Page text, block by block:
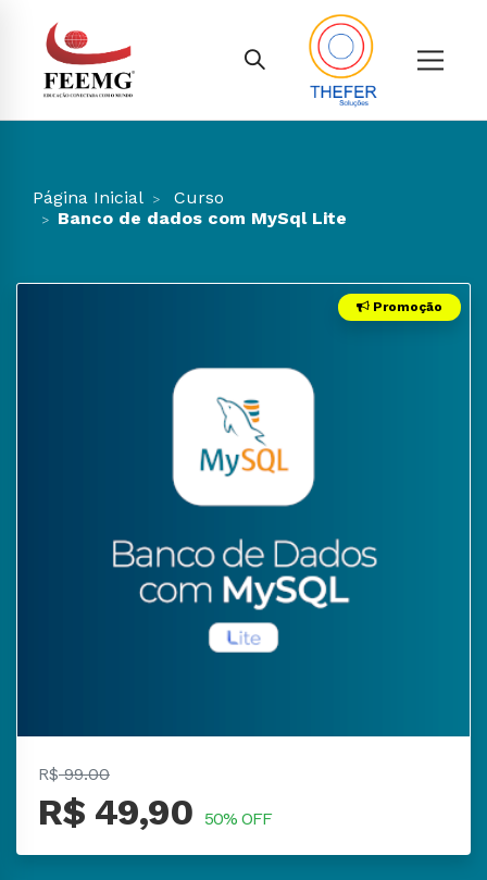
Página Inicial
Curso
Banco de dados com MySql Lite
Promoção
R$99.00
R$ 49,90 50% OFF